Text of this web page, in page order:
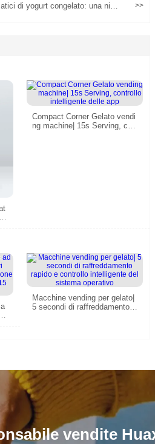
di yogurt congelato: una nicc
>>
Compact Corner Gelato vendi
ng machine| 15s Serving, con
Macchine vending per gelato|
5 secondi di raffreddamento r
vendite